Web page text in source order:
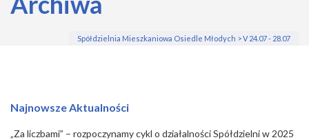
Spółdzielnia Mieszkaniowa Osiedle Młodych >V 24.07 - 28.07
Najnowsze Aktualności
„Za liczbami” – rozpoczynamy cykl o działalności Spółdzielni w 2025